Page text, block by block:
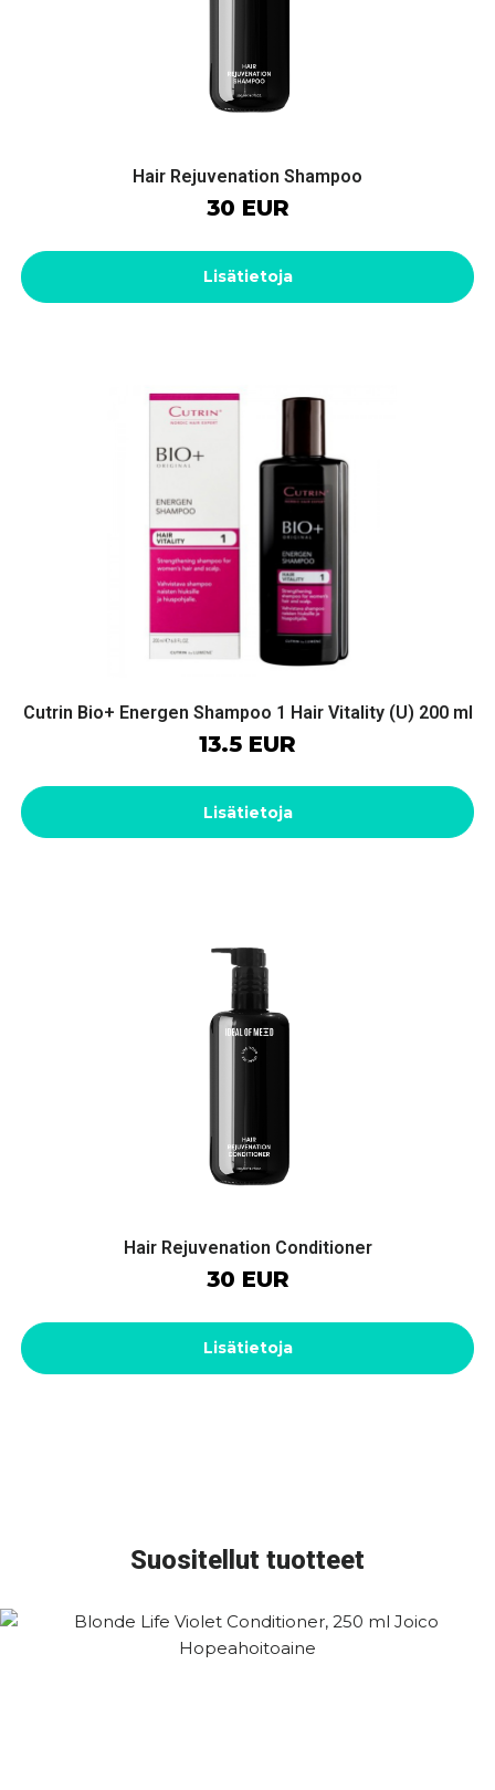
Hair Rejuvenation Shampoo
30 EUR
Lisätietoja
Cutrin Bio+ Energen Shampoo 1 Hair Vitality (U) 200 ml
13.5 EUR
Lisätietoja
Hair Rejuvenation Conditioner
30 EUR
Lisätietoja
Suositellut tuotteet